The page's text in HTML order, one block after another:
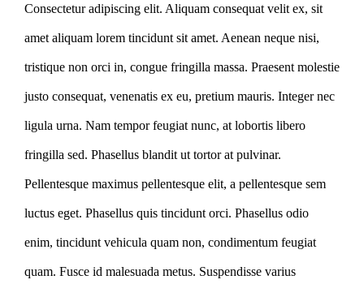
Consectetur adipiscing elit. Aliquam consequat velit ex, sit
amet aliquam lorem tincidunt sit amet. Aenean neque nisi,
tristique non orci in, congue fringilla massa. Praesent molestie
justo consequat, venenatis ex eu, pretium mauris. Integer nec
ligula urna. Nam tempor feugiat nunc, at lobortis libero
fringilla sed. Phasellus blandit ut tortor at pulvinar.
Pellentesque maximus pellentesque elit, a pellentesque sem
luctus eget. Phasellus quis tincidunt orci. Phasellus odio
enim, tincidunt vehicula quam non, condimentum feugiat
quam. Fusce id malesuada metus. Suspendisse varius